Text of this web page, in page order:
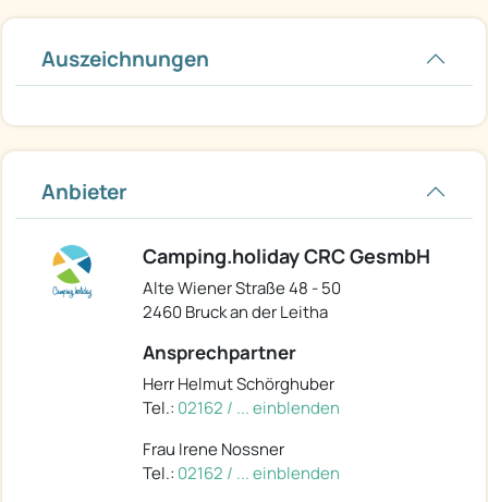
Auszeichnungen
Anbieter
Camping.holiday CRC GesmbH
Alte Wiener Straße 48 - 50
2460 Bruck an der Leitha
Ansprechpartner
Herr Helmut Schörghuber
Tel.: 02162 / ... einblenden
Frau Irene Nossner
Tel.: 02162 / ... einblenden